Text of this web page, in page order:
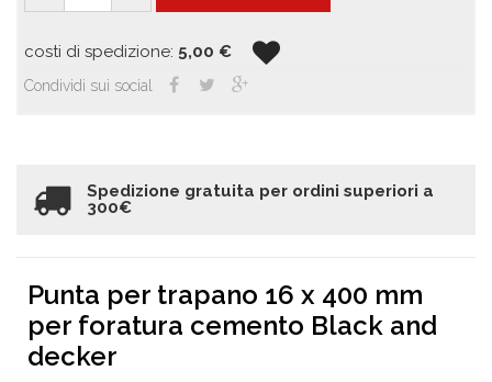
costi di spedizione: 5,00 €
Condividi sui social
Spedizione gratuita per ordini superiori a
300€
Punta per trapano 16 x 400 mm
per foratura cemento Black and
decker